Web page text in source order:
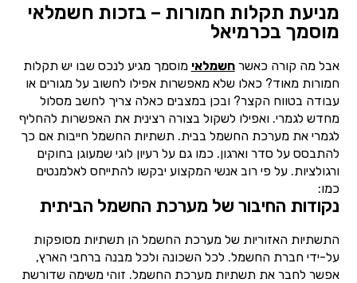
מניעת תקלות חמורות – בזכות חשמלאי
מוסמך בכרמיאל
אבל מה קורה כאשרחשמלאי מוסמך מגיע לנכס שבו יש תקלות
חמורות מאוד? כאלו שלא מאפשרות אפילו לחשוב על מגורים או
עבודה בטווח הקצר? ובכן במצבים כאלה צריך לחשב מסלול
מחדש לגמרי. ואפילו לשקול בצורה רצינית את האפשרות להחליף
לגמרי את מערכת החשמל בבית. תשתיות החשמל חייבות אם כך
להתבסס על סדר וארגון. כמו גם על רעיון לוגי שמעוגן בחוקים
ורגולציות. על פי רוב אנשי המקצוע יבקשו להתייחס לאלמנטים
כמו:
נקודות החיבור של מערכת החשמל הביתית
התשתיות האזוריות של מערכת החשמל הן תשתיות מסופקות
על-ידי חברת החשמל. לכל השכונה ולכל מבנה ברחבי הארץ,
אפשר לחבר את תשתיות מערכת החשמל. זוהי משימה שדורשת